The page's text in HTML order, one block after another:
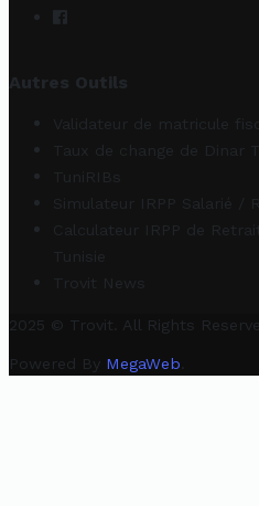
Autres Outils
Validateur de matricule
Taux de change de Dinar
TuniRIBs
Simulateur IRPP Salarié /
Calculateur IRPP de
Tunisie
Trovit News
2025 © Trovit. All Rights
Powered By MegaWeb